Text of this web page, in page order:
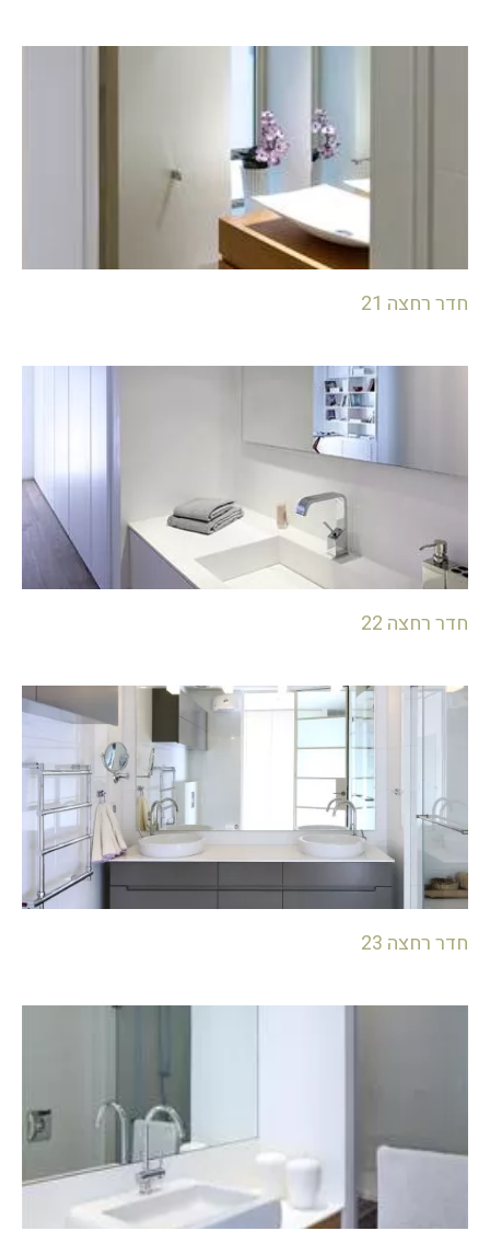
חדר רחצה 21
חדר רחצה 22
חדר רחצה 23